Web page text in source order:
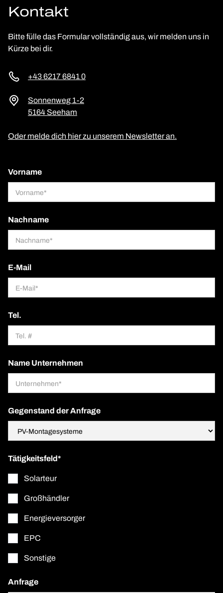
Kontakt
Bitte fülle das Formular vollständig aus, wir melden uns in
Kürze bei dir.
+43 6217 6841 0
Sonnenweg 1-2
5164 Seeham
Oder melde dich hier zu unserem Newsletter an.
Vorname
Nachname
E-Mail
Tel.
Name Unternehmen
Gegenstand der Anfrage
Tätigkeitsfeld*
Solarteur
Großhändler
Energieversorger
EPC
Sonstige
Anfrage